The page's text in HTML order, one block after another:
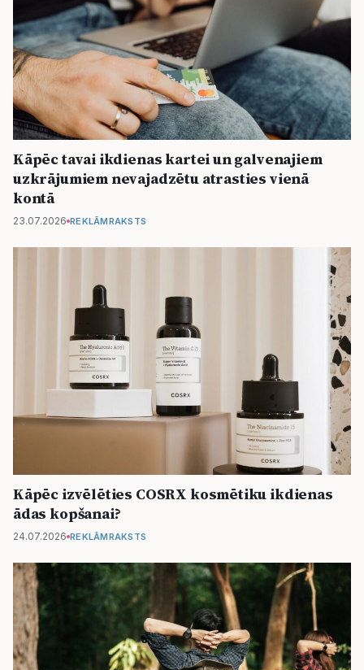
Kāpēc tavai ikdienas kartei un galvenajiem
uzkrājumiem nevajadzētu atrasties vienā
kontā
23.07.2026 REKLĀMRAKSTS
Kāpēc izvēlēties COSRX kosmētiku ikdienas
ādas kopšanai?
24.07.2026 REKLĀMRAKSTS